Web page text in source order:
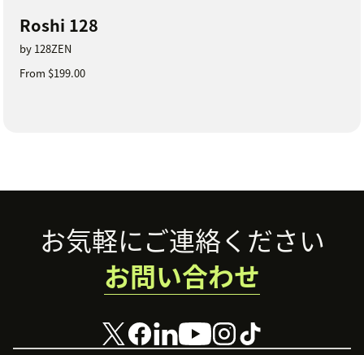
Roshi 128
by 128ZEN
From $199.00
Footerお気軽にご連絡ください
お問い合わせ